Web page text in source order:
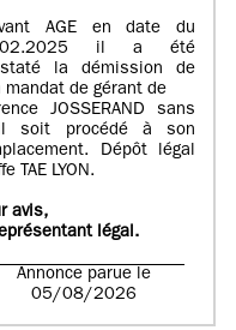
AGE en date du
il a été
la démission de
mandat de gérant de
JOSSERAND sans
soit procédé à son
Dépôt légal
TAE LYON.
avis,
légal.
Annonce parue le
05/08/2026